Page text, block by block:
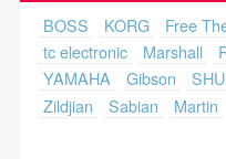
BOSS KORG Free
tc electronic
Marshall
YAMAHA
Gibson
Zildjian
Sabian Martin